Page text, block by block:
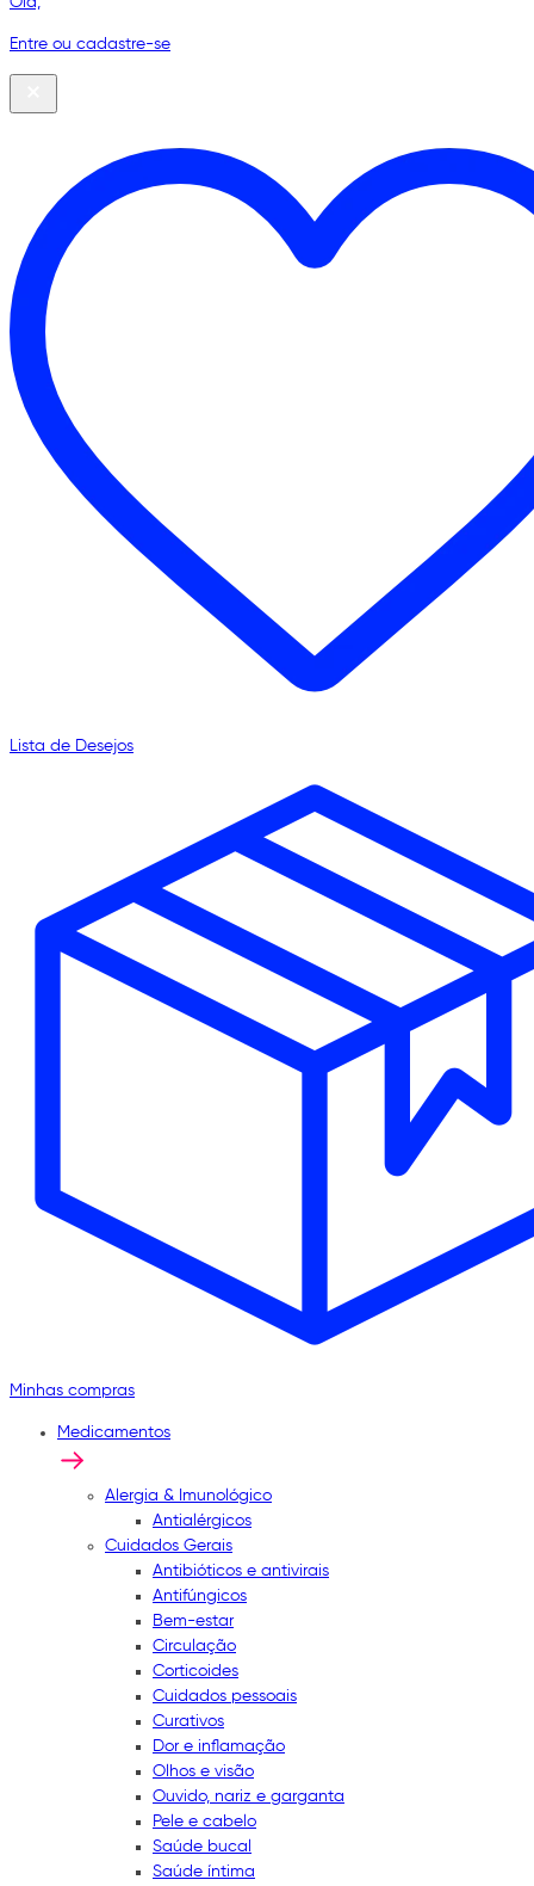
Entre ou cadastre-se
Lista de Desejos
Minhas compras
Medicamentos
Alergia & Imunológico
Antialérgicos
Cuidados Gerais
Antibióticos e antivirais
Antifúngicos
Bem-estar
Circulação
Corticoides
Cuidados pessoais
Curativos
Dor e inflamação
Olhos e visão
Ouvido, nariz e garganta
Pele e cabelo
Saúde bucal
Saúde íntima